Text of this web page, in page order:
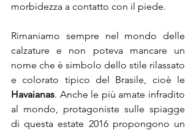
morbidezza a contatto con il piede.
Rimaniamo sempre nel mondo delle
calzature e non poteva mancare un
nome che è simbolo dello stile rilassato
Havaianas. Anche le più amate infradito
al mondo, protagoniste sulle spiagge
di questa estate 2016 propongono un